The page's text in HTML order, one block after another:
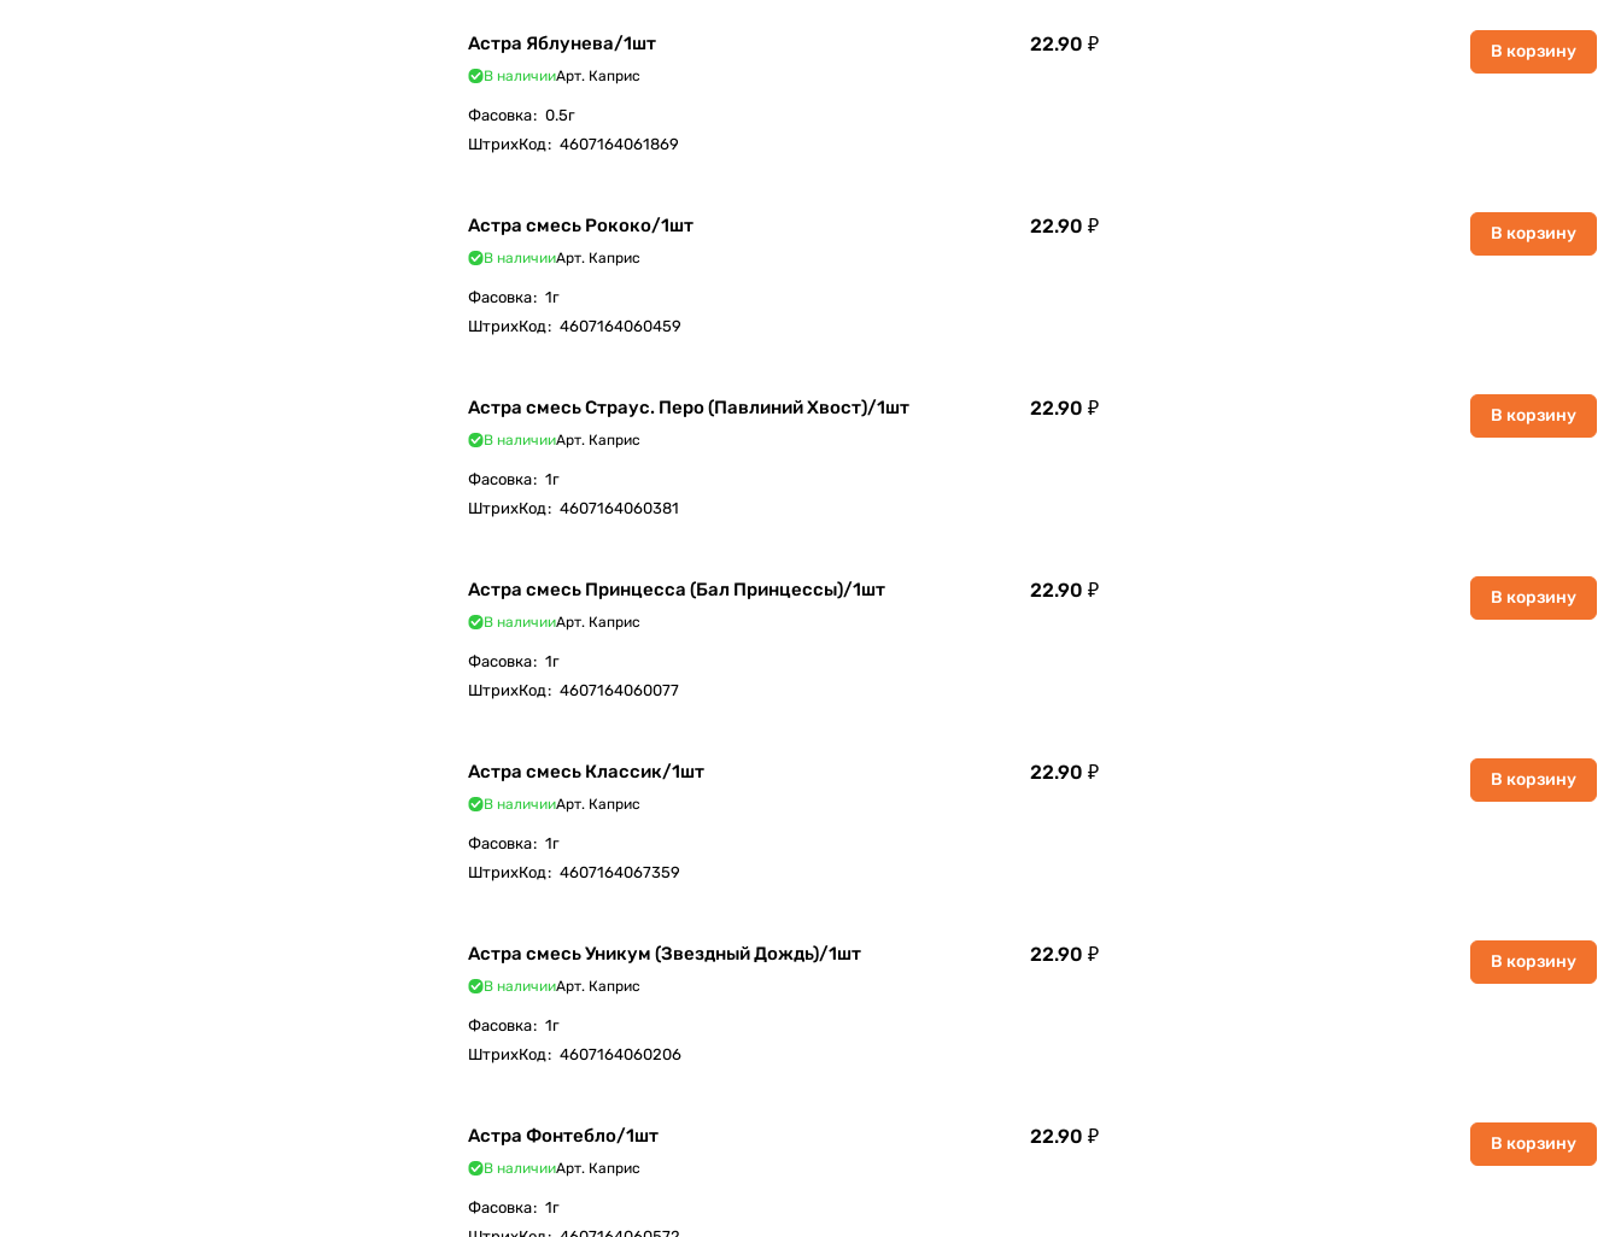
Астра Яблунева/1шт
В наличииАрт. Каприс
22.90 ₽ В корзину
Фасовка: 0.5г
ШтрихКод: 4607164061869
Астра смесь Рококо/1шт
В наличииАрт. Каприс
22.90 ₽ В корзину
Фасовка: 1г
ШтрихКод: 4607164060459
Астра смесь Страус. Перо (Павлиний Хвост)/1шт
В наличииАрт. Каприс
22.90 ₽ В корзину
Фасовка: 1г
ШтрихКод: 4607164060381
Астра смесь Принцесса (Бал Принцессы)/1шт
В наличииАрт. Каприс
22.90 ₽ В корзину
Фасовка: 1г
ШтрихКод: 4607164060077
Астра смесь Классик/1шт
В наличииАрт. Каприс
22.90 ₽ В корзину
Фасовка: 1г
ШтрихКод: 4607164067359
Астра смесь Уникум (Звездный Дождь)/1шт
В наличииАрт. Каприс
22.90 ₽ В корзину
Фасовка: 1г
ШтрихКод: 4607164060206
Астра Фонтебло/1шт
В наличииАрт. Каприс
22.90 ₽ В корзину
Фасовка: 1г